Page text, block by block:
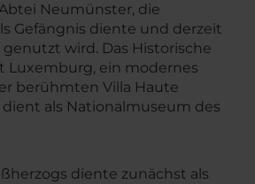
Neumünster, die
Gefängnis diente und derzeit
wird. Das Historische
Luxemburg, ein modernes
berühmten Villa Haute
als Nationalmuseum des
diente zunächst als